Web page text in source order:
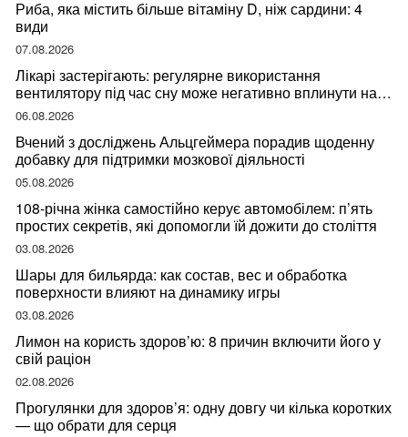
Риба, яка містить більше вітаміну D, ніж сардини: 4
види
07.08.2026
Лікарі застерігають: регулярне використання
вентилятору під час сну може негативно вплинути на
ваше здоров’я
06.08.2026
Вчений з досліджень Альцгеймера порадив щоденну
добавку для підтримки мозкової діяльності
05.08.2026
108-річна жінка самостійно керує автомобілем: п’ять
простих секретів, які допомогли їй дожити до століття
03.08.2026
Шары для бильярда: как состав, вес и обработка
поверхности влияют на динамику игры
03.08.2026
Лимон на користь здоров’ю: 8 причин включити його у
свій раціон
02.08.2026
Прогулянки для здоров’я: одну довгу чи кілька коротких
— що обрати для серця